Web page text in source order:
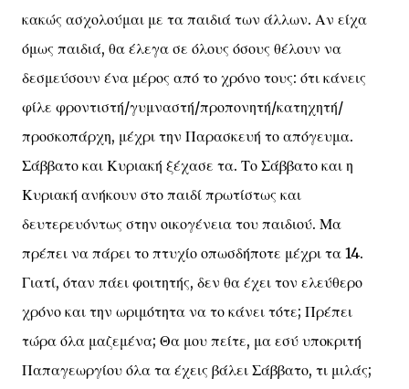
κακώς ασχολούμαι με τα παιδιά των άλλων. Αν είχα
όμως παιδιά, θα έλεγα σε όλους όσους θέλουν να
δεσμεύσουν ένα μέρος από το χρόνο τους: ότι κάνεις
φίλε φροντιστή/γυμναστή/προπονητή/κατηχητή/
προσκοπάρχη, μέχρι την Παρασκευή το απόγευμα.
Σάββατο και Κυριακή ξέχασε τα. Το Σάββατο και η
Κυριακή ανήκουν στο παιδί πρωτίστως και
δευτερευόντως στην οικογένεια του παιδιού. Μα
πρέπει να πάρει το πτυχίο οπωσδήποτε μέχρι τα 14.
Γιατί, όταν πάει φοιτητής, δεν θα έχει τον ελεύθερο
χρόνο και την ωριμότητα να το κάνει τότε; Πρέπει
τώρα όλα μαζεμένα; Θα μου πείτε, μα εσύ υποκριτή
Παπαγεωργίου όλα τα έχεις βάλει Σάββατο, τι μιλάς;